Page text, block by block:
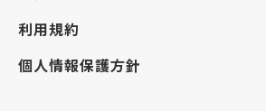
利用規約
個人情報保護方針